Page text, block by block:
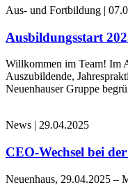
Aus- und Fortbildung |
Ausbildungsstart
Willkommen im Team! Im
Auszubildende,
Neuenhauser Gruppe
News | 29.04.2025
CEO-Wechsel bei
Neuenhaus, 29.04.2025 –